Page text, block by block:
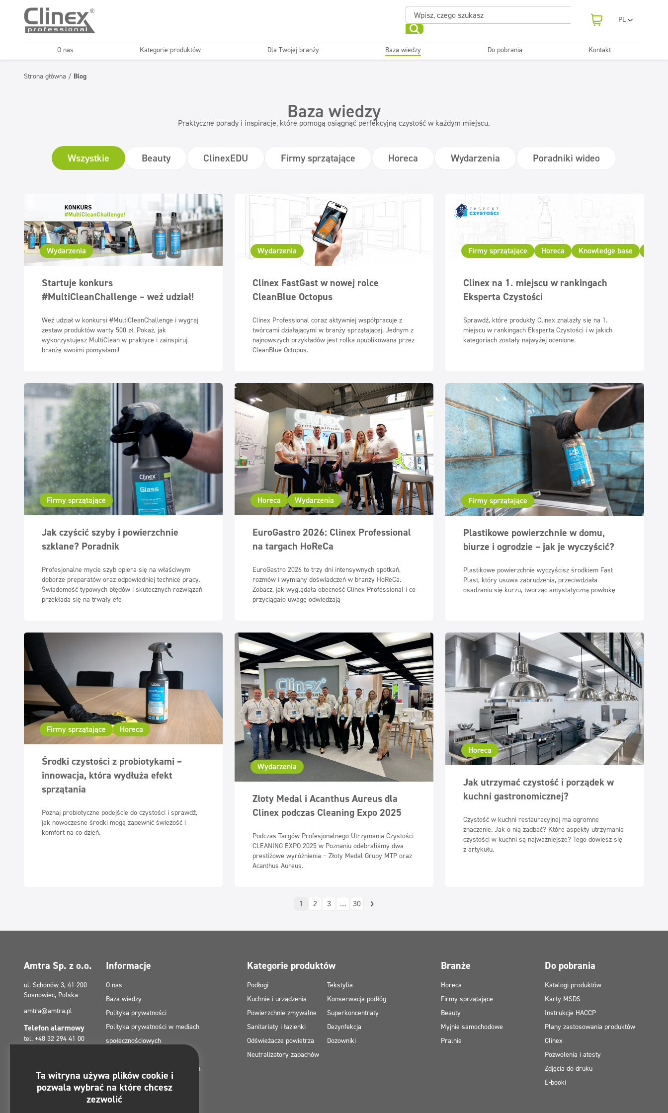
PL
RO
O nas Kategorie produktów Dla Twojej branży
Horeca
Baza wiedzy Do pobrania Kontakt
Strona główna / Blog
Baza wiedzy
Praktyczne porady i inspiracje, które pomogą osiągnąć perfekcyjną czystość w każdym miejscu.
Wszystkie Beauty ClinexEDU Firmy sprzątające Horeca Wydarzenia Poradniki wideo
Wydarzenia
Startuje konkurs
#MultiCleanChallenge – weź udział!
Weź udział w konkursi #MultiCleanChallenge i wygraj
zestaw produktów warty 500 zł. Pokaż, jak
wykorzystujesz MultiClean w praktyce i zainspiruj
branżę swoimi pomysłami!
Wydarzenia
Clinex FastGast w nowej rolce
CleanBlue Octopus
Clinex Professional coraz aktywniej współpracuje z
twórcami działającymi w branży sprzątającej. Jednym z
najnowszych przykładów jest rolka opublikowana przez
CleanBlue Octopus.
Firmy sprzątające Horeca Knowledge base
Clinex na 1. miejscu w rankingach
Eksperta Czystości
Sprawdź, które produkty Clinex znalazły się na 1.
miejscu w rankingach Eksperta Czystości i w jakich
kategoriach zostały najwyżej ocenione.
Firmy sprzątające
Jak czyścić szyby i powierzchnie
szklane? Poradnik
Profesjonalne mycie szyb opiera się na właściwym
doborze preparatów oraz odpowiedniej technice pracy.
Świadomość typowych błędów i skutecznych rozwiązań
przekłada się na trwały efe
Horeca Wydarzenia
EuroGastro 2026: Clinex Professional
na targach HoReCa
EuroGastro 2026 to trzy dni intensywnych spotkań,
rozmów i wymiany doświadczeń w branży HoReCa.
Zobacz, jak wyglądała obecność Clinex Professional i co
przyciągało uwagę odwiedzają
Firmy sprzątające
Plastikowe powierzchnie w domu,
biurze i ogrodzie – jak je wyczyścić?
Plastikowe powierzchnie wyczyścisz środkiem Fast
Plast, który usuwa zabrudzenia, przeciwdziała
osadzaniu się kurzu, tworząc antystatyczną powłokę
Firmy sprzątające Horeca
Środki czystości z probiotykami –
innowacja, która wydłuża efekt
sprzątania
Poznaj probiotyczne podejście do czystości i sprawdź,
jak nowoczesne środki mogą zapewnić świeżość i
komfort na co dzień.
Wydarzenia
Złoty Medal i Acanthus Aureus dla
Clinex podczas Cleaning Expo 2025
Podczas Targów Profesjonalnego Utrzymania Czystości
CLEANING EXPO 2025 w Poznaniu odebraliśmy dwa
prestiżowe wyróżnienia – Złoty Medal Grupy MTP oraz
Acanthus Aureus.
Horeca
Jak utrzymać czystość i porządek w
kuchni gastronomicznej?
Czystość w kuchni restauracyjnej ma ogromne
znaczenie. Jak o nią zadbać? Które aspekty utrzymania
czystości w kuchni są najważniejsze? Tego dowiesz się
z artykułu.
1 2 3 … 30
Amtra Sp. z o.o.
ul. Schonów 3, 41-200
Sosnowiec, Polska
amtra@amtra.pl
Telefon alarmowy
tel. +48 32 294 41 00
Znajdziesz nas na:
Informacje
O nas
Baza wiedzy
Polityka prywatności
Polityka prywatności w mediach
społecznościowych
Dotacje z Funduszy Europejskich
Kontakt
Mapa strony
Kategorie produktów
Podłogi
Kuchnie i urządzenia
Powierzchnie zmywalne
Sanitariaty i łazienki
Odświeżacze powietrza
Neutralizatory zapachów
Tekstylia
Konserwacja podłóg
Superkoncentraty
Dezynfekcja
Dozowniki
Branże
Horeca
Firmy sprzątające
Beauty
Myjnie samochodowe
Pralnie
Do pobrania
Katalogi produktów
Karty MSDS
Instrukcje HACCP
Plany zastosowania produktów
Clinex
Pozwolenia i atesty
Zdjęcia do druku
E-booki
Ta witryna używa plików cookie i
pozwala wybrać na które chcesz
zezwolić